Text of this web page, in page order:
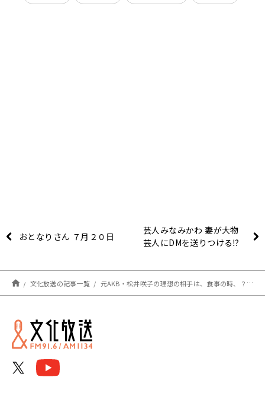
おとなりさん ７月２０日
芸人みなみかわ 妻が大物
芸人にDMを送りつける⁉
文化放送の記事一覧 元AKB・松井咲子の理想の相手は、食事の時、？？を流しても許してくれる人